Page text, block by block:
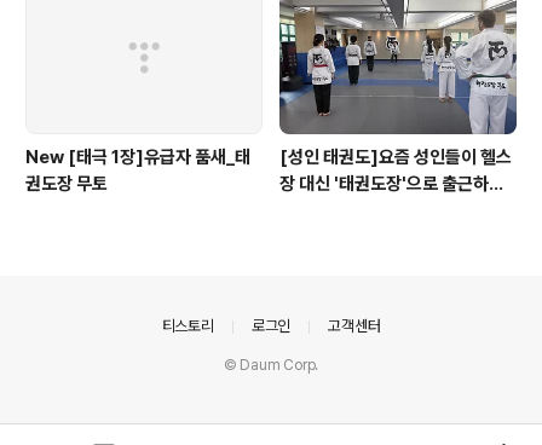
New [태극 1장]유급자 품새_태
권도장 무토
[성인 태권도]요즘 성인들이 헬스
장 대신 '태권도장'으로 출근하는
티스토리 로그인 고객센터
© Daum Corp.